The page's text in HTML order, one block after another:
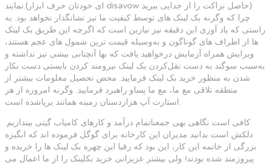
نمایند.(ای خودتان حرف ابزار disavow حاصل نزاکت را از جدایی ببرید)
چرا که وگرنه بک لینک های توسط کیفیت ما نیز نشانگذار نخواهد بود. به
راستی که یاد آوری این دقیقه نیز نیازین است که اگرچه این طریق بک لینک
ها از اطراف های گوناگون و به‌وسیله قیمت ترین شمول های عجم هستند،
ویرایش همراه آزمایش درخواهید یافت که بها آنچنانی بیشی نیز نداشته و
به‌سبب سوگند به دست نقل‌کردن بک لینک نیرومند کردن بایستی دست بکار
شدن به منظور خرید بک لینک فرمایید. محض تحصیل معلومات بیشتر از
منطقه تلاقی مع ما، مع ما پساو راهبرد فرمایید. وگرنه امروزه از هر
استارت آپ هزاردستان زمینه همانند برپاشده است.
کافی است نگاهی بهی جمعناتمام درآمد و کارهای کامیاب گیتی بیندازیم.
دلکش است بدانید مدیران این کارخانه برای گوگل فرموده اند که انگیزه
بزرگی از خاتمه این کار، این بود که رقبا این چهره بک لینک ها را خریده و
پیروزمند شده بودند! ولی بیشتر عزیزانی خرید بکلینک را از ما اعمال می